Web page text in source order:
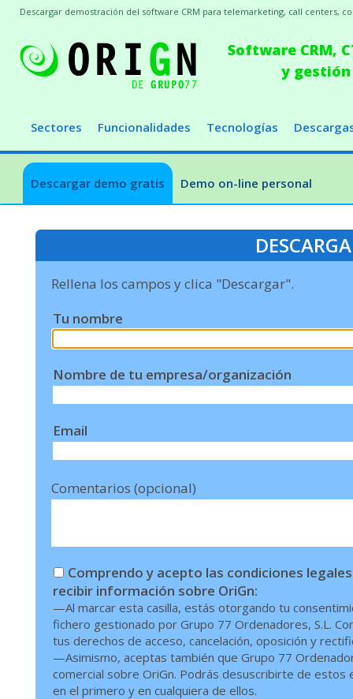
Software CRM,
y
Sectores Funcionalidades Tecnologías
Descargar demo gratis Demo on-line personal
Descargar demostración del software CRM para telemarketing, call centers,
Rellena los campos y clica "Descargar".
Tu nombre
Nombre de tu empresa/organización
Email
Comentarios (opcional)
Comprendo y acepto las condiciones
recibir información sobre OriGn:
—Al marcar esta casilla, estás otorgando tu
fichero gestionado por Grupo 77 Ordenadores, S.L.
tus derechos de acceso, cancelación, oposición y
—Asimismo, aceptas también que Grupo 77
comercial sobre OriGn. Podrás desuscribirte de estos
en el primero y en cualquiera de ellos.